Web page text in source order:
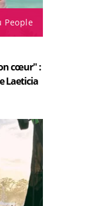
People
cœur" :
Laeticia